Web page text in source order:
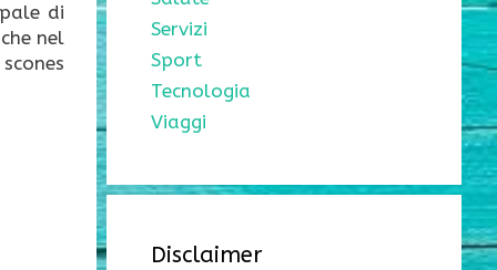
di
nel
Servizi
Sport
Tecnologia
Viaggi
Disclaimer